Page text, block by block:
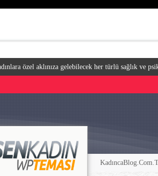
özel aklınıza gelebilecek her türlü sağlık ve